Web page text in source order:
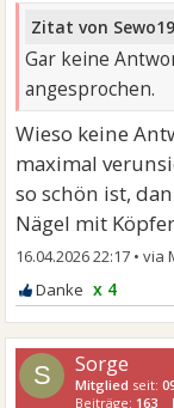
Zitat von
Gar keine
angesprochen.
Wieso keine
maximal
so schön ist,
Nägel mit
16.04.2026 22:17 •
x 4
S Sorge
Mitglied seit:
Beiträge: 163